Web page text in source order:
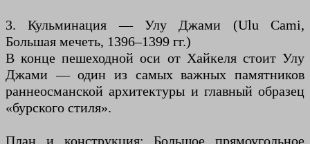
3. Кульминация — Улу Джами (Ulu Cami,
Большая мечеть, 1396–1399 гг.)
В конце пешеходной оси от Хайкеля стоит Улу
Джами — один из самых важных памятников
раннеосманской архитектуры и главный образец
«бурского стиля».
План и конструкция: Большое прямоугольное